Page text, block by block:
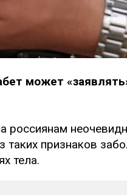
может
россиянам
признаков
тела.